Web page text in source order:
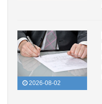
2026-08-02